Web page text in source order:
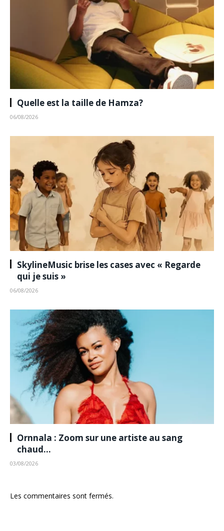
Quelle est la taille de Hamza?
06/08/2026
SkylineMusic brise les cases avec « Regarde
qui je suis »
06/08/2026
Ornnala : Zoom sur une artiste au sang
chaud…
03/08/2026
Les commentaires sont fermés.